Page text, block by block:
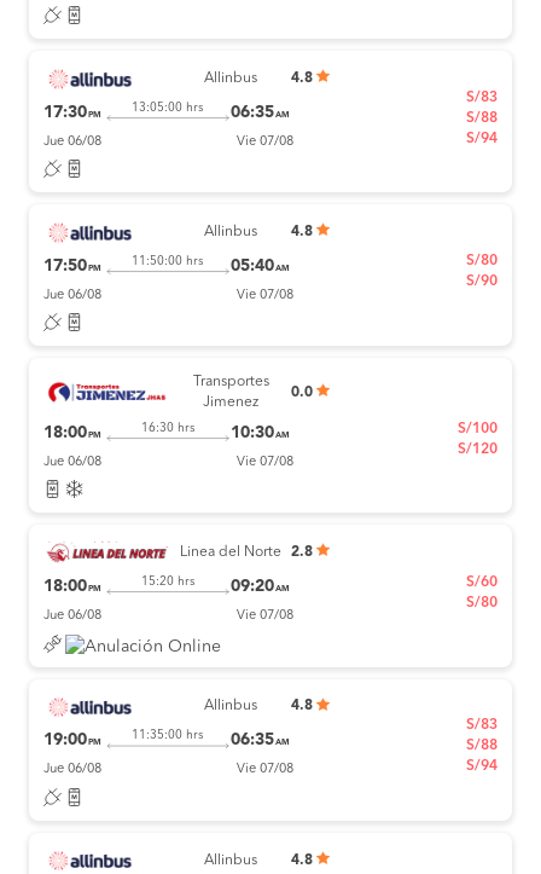
Allinbus 4.8
17:30 PM
13:05:00 hrs 06:35AM
Jue 06/08 Vie 07/08
S/83
S/88
S/94
Allinbus 4.8
17:50 PM
11:50:00 hrs 05:40AM
Jue 06/08 Vie 07/08
S/80
S/90
Transportes
Jimenez
0.0
18:00 PM
16:30 hrs 10:30AM
Jue 06/08 Vie 07/08
S/100
S/120
Linea del Norte 2.8
18:00 PM
15:20 hrs 09:20AM
Jue 06/08 Vie 07/08
S/60
S/80
Allinbus 4.8
19:00 PM
11:35:00 hrs 06:35AM
Jue 06/08 Vie 07/08
S/83
S/88
S/94
Allinbus 4.8